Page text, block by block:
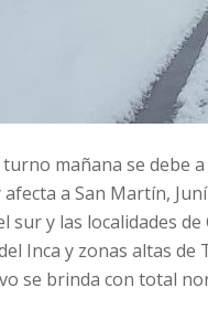
mañana se debe
a San Martín,
sur y las localidades
Inca y zonas altas
se brinda con total